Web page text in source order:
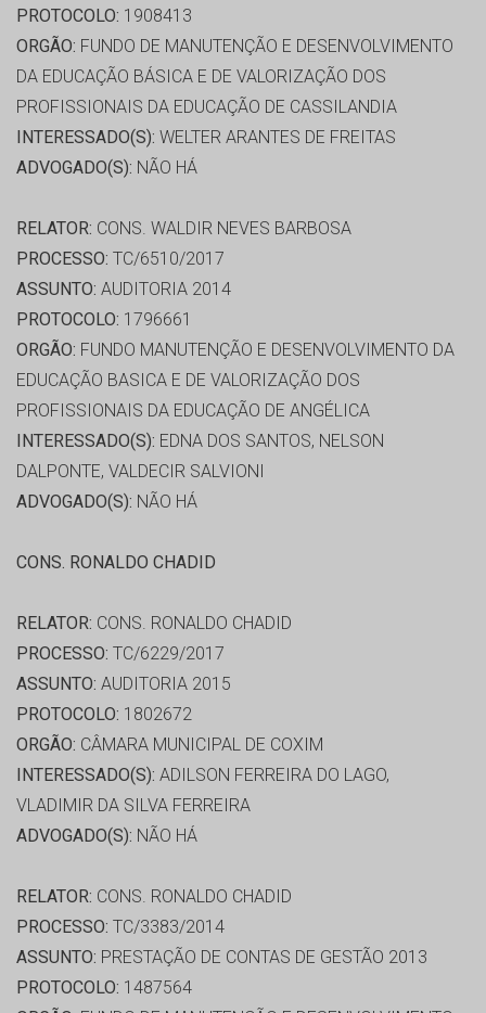
PROTOCOLO: 1908413
ORGÃO: FUNDO DE MANUTENÇÃO E DESENVOLVIMENTO
DA EDUCAÇÃO BÁSICA E DE VALORIZAÇÃO DOS
PROFISSIONAIS DA EDUCAÇÃO DE CASSILANDIA
INTERESSADO(S): WELTER ARANTES DE FREITAS
ADVOGADO(S): NÃO HÁ
RELATOR: CONS. WALDIR NEVES BARBOSA
PROCESSO: TC/6510/2017
ASSUNTO: AUDITORIA 2014
PROTOCOLO: 1796661
ORGÃO: FUNDO MANUTENÇÃO E DESENVOLVIMENTO DA
EDUCAÇÃO BASICA E DE VALORIZAÇÃO DOS
PROFISSIONAIS DA EDUCAÇÃO DE ANGÉLICA
INTERESSADO(S): EDNA DOS SANTOS, NELSON
DALPONTE, VALDECIR SALVIONI
ADVOGADO(S): NÃO HÁ
CONS. RONALDO CHADID
RELATOR: CONS. RONALDO CHADID
PROCESSO: TC/6229/2017
ASSUNTO: AUDITORIA 2015
PROTOCOLO: 1802672
ORGÃO: CÂMARA MUNICIPAL DE COXIM
INTERESSADO(S): ADILSON FERREIRA DO LAGO,
VLADIMIR DA SILVA FERREIRA
ADVOGADO(S): NÃO HÁ
RELATOR: CONS. RONALDO CHADID
PROCESSO: TC/3383/2014
ASSUNTO: PRESTAÇÃO DE CONTAS DE GESTÃO 2013
PROTOCOLO: 1487564